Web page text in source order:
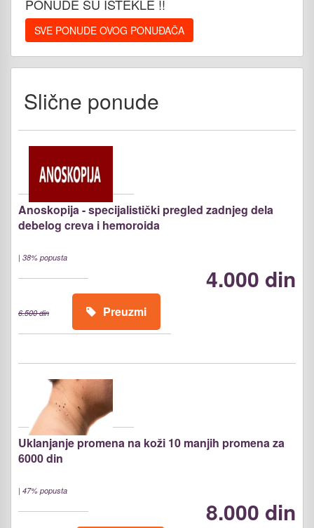
PONUDE SU ISTEKLE !!
SVE PONUDE OVOG PONUĐAČA
Slične ponude
Anoskopija - specijalistički pregled zadnjeg dela
debelog creva i hemoroida
| 38% popusta
4.000 din
6.500 din Preuzmi
Uklanjanje promena na koži 10 manjih promena za
6000 din
| 47% popusta
8.000 din